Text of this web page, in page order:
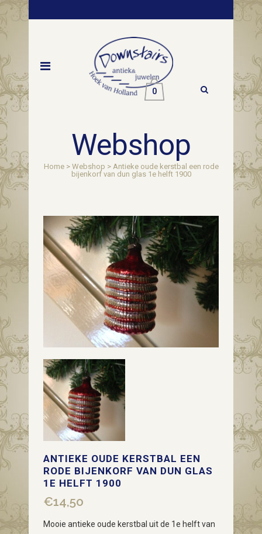
0
Webshop
Home> Webshop > Antieke oude kerstbal een rode
bijenkorf van dun glas 1e helft 1900
ANTIEKE OUDE KERSTBAL EEN
RODE BIJENKORF VAN DUN GLAS
1E HELFT 1900
€14,50
Mooie antieke oude kerstbal uit de 1e helft van